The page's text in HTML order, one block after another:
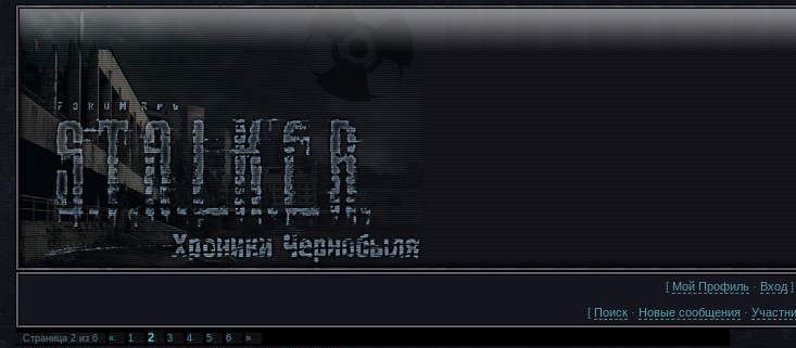
[ Мой Профиль · Вход ]
[ Поиск · Новые сообщения ·
Страница2из6 « 1 2 3 4 5 6 »